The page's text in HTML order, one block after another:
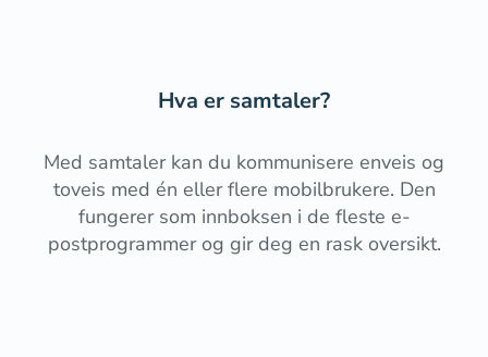
Hva er samtaler?
Med samtaler kan du kommunisere enveis og
toveis med én eller flere mobilbrukere. Den
fungerer som innboksen i de fleste e-
postprogrammer og gir deg en rask oversikt.